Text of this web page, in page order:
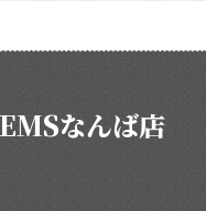
なんば店